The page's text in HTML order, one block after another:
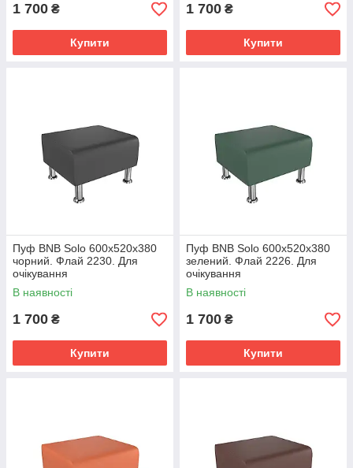
1 700 ₴
Купити
1 700 ₴
Купити
Пуф BNB Solo 600x520x380
чорний. Флай 2230. Для
очікування
В наявності
1 700 ₴
Купити
Пуф BNB Solo 600x520x380
зелений. Флай 2226. Для
очікування
В наявності
1 700 ₴
Купити